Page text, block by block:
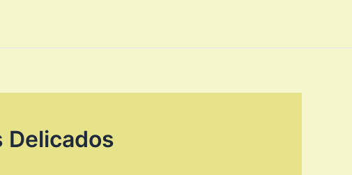
Delicados